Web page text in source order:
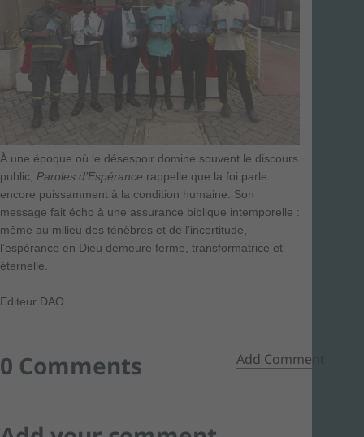
À une époque où le désespoir domine souvent le discours
public, Paroles d’Espérance rappelle que la foi parle
encore puissamment à la condition humaine. Son
message fait écho à une assurance biblique intemporelle :
même au milieu des ténèbres et de l’incertitude,
l’espérance en Dieu demeure ferme, transformatrice et
éternelle.
Editeur DAO
0 Comments Add Comment